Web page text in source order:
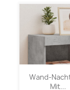
Wand-
Mit...